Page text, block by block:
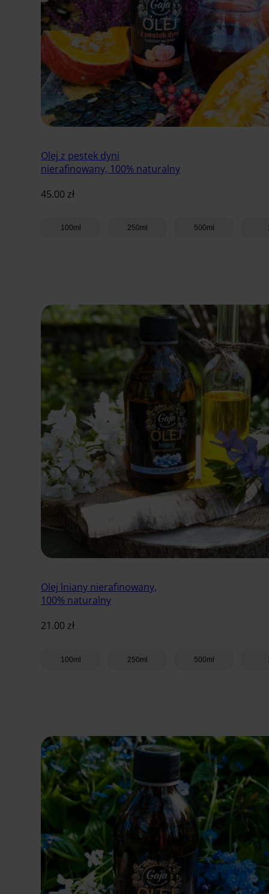
Olej z pestek dyni
nierafinowany, 100% naturalny
45.00 zł
100ml 250ml 500ml
Olej lniany nierafinowany,
100% naturalny
21.00 zł
100ml 250ml 500ml